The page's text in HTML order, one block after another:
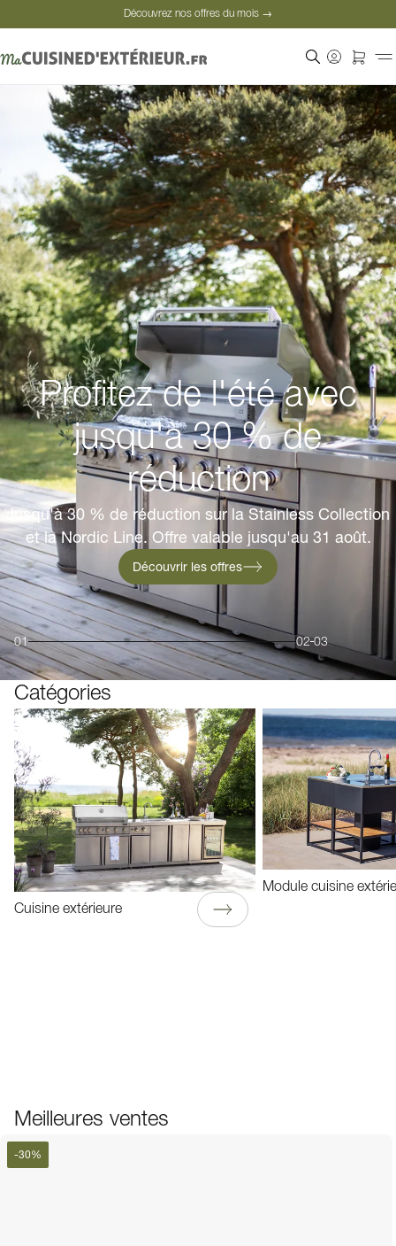
Découvrez nos offres du mois →
Découvrez nos offres du mois →
Profitez de l'été avec
jusqu'à 30 % de
réduction
Jusqu'à 30 % de réduction sur la Stainless Collection
et la Nordic Line. Offre valable jusqu'au 31 août.
Découvrir les offres
01 02 03
Catégories
Cuisine extérieure
Module cuisine
Meilleures ventes
-30%